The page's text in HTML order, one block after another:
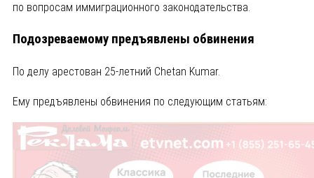
по вопросам иммиграционного законодательства.
Подозреваемому предъявлены обвинения
По делу арестован 25-летний Chetan Kumar.
Ему предъявлены обвинения по следующим статьям: